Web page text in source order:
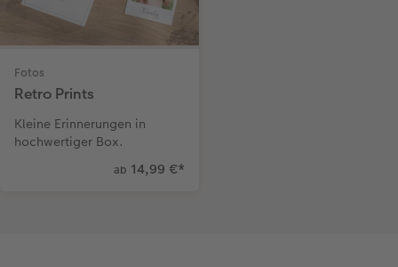
Fotos
Retro Prints
Kleine Erinnerungen in
hochwertiger Box.
ab 14,99 €*